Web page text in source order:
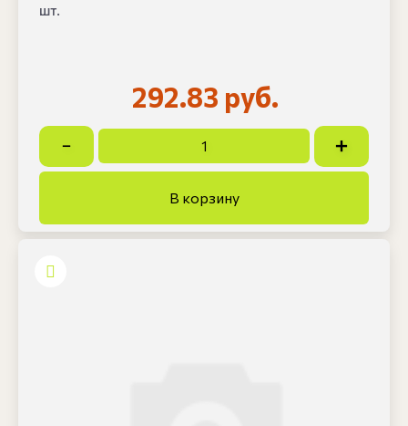
шт.
292.83 руб.